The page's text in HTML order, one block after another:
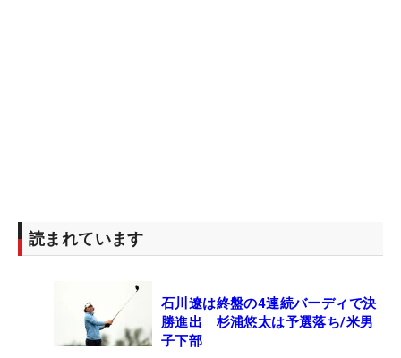
読まれています
石川遼は終盤の4連続バーディで決
勝進出 杉浦悠太は予選落ち/米男
子下部